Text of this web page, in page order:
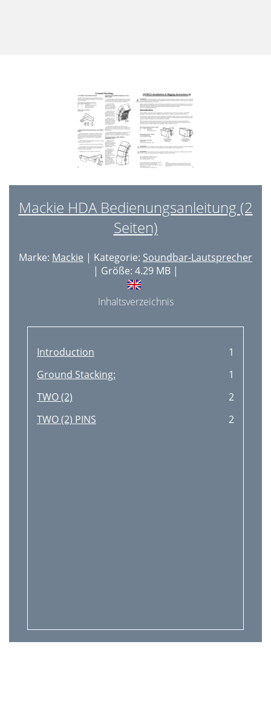
Mackie HDA Bedienungsanleitung (2
Seiten)
Marke: Mackie | Kategorie: Soundbar-Lautsprecher
| Größe: 4.29 MB |
Inhaltsverzeichnis
Introduction
1
Ground Stacking:
1
TWO (2)
2
TWO (2) PINS
2